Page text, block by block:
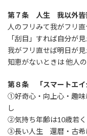
第７条 人生 我以外皆
人のフリみて我がフリ
「刮目」すれば自分が見
我がフリ直せば明日が見
知恵がないときは 他人
第８条 「スマートエイ
①好奇心・向上心・趣
し
②気持ち年齢は10歳若
③長い人生 還暦・古希